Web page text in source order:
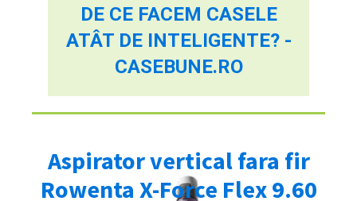
DE CE FACEM CASELE
ATÂT DE INTELIGENTE? -
CASEBUNE.RO